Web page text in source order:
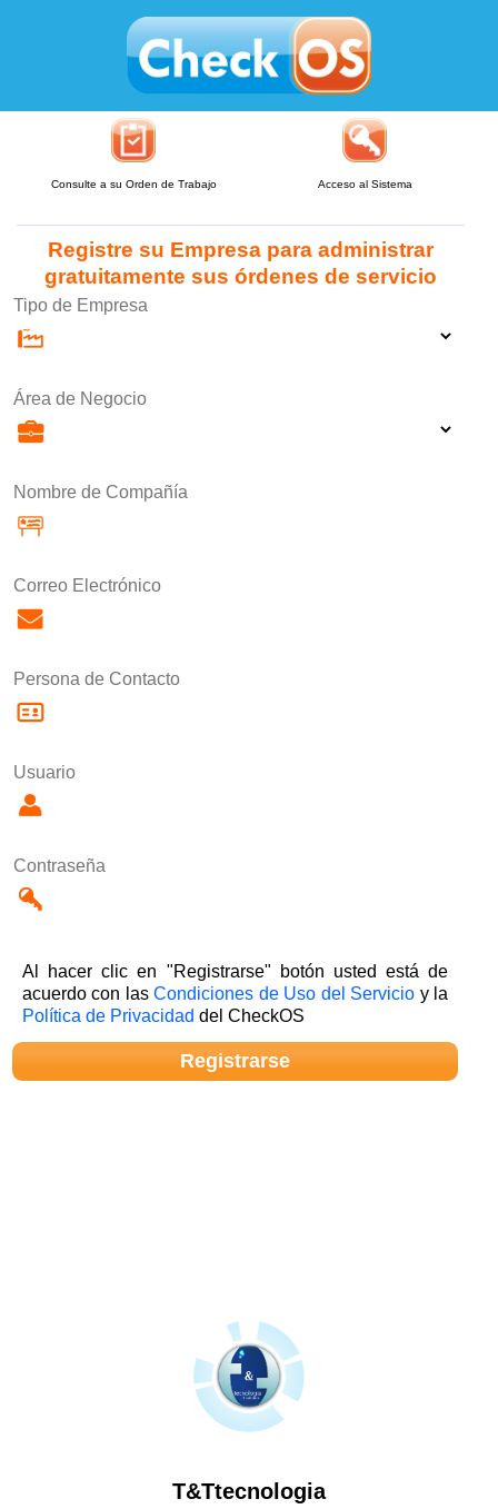
Consulte a su Orden de Trabajo Acceso al Sistema
Registre su Empresa para administrar
gratuitamente sus órdenes de servicio
Tipo de Empresa
Área de Negocio
Nombre de Compañía
Correo Electrónico
Persona de Contacto
Usuario
Contraseña
Al hacer clic en "Registrarse" botón usted está de
acuerdo con lasCondiciones de Uso del Servicio y la
Política de Privacidad del CheckOS
T&Ttecnologia